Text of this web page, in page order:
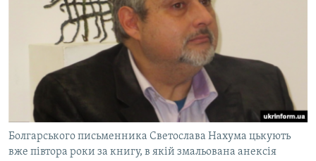
Болгарського письменника Светослава Нахума цькують
вже півтора роки за книгу, в якій змальована анексія